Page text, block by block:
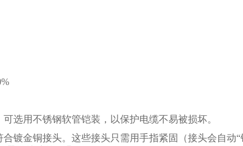
选用不锈钢软管铠装，以保护电缆不易被损坏。
镀金铜接头。这些接头只需用手指紧固（接头会自动